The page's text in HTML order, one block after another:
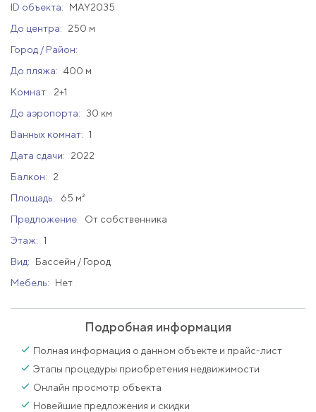
ID объекта:
MAY2035
До центра:
250 м
Город / Район:
До пляжа: 400 м
Комнат:
2+1
До аэропорта:
30 км
Ванных комнат: 1
Дата сдачи:
2022
Балкон:
2
Площадь:
65 м²
Предложение:
От собственника
Этаж: 1
Вид:
Бассейн / Город
Мебель:
Нет
Подробная информация
Полная информация о данном объекте и прайс-лист
Этапы процедуры приобретения недвижимости
Онлайн просмотр объекта
Новейшие предложения и скидки